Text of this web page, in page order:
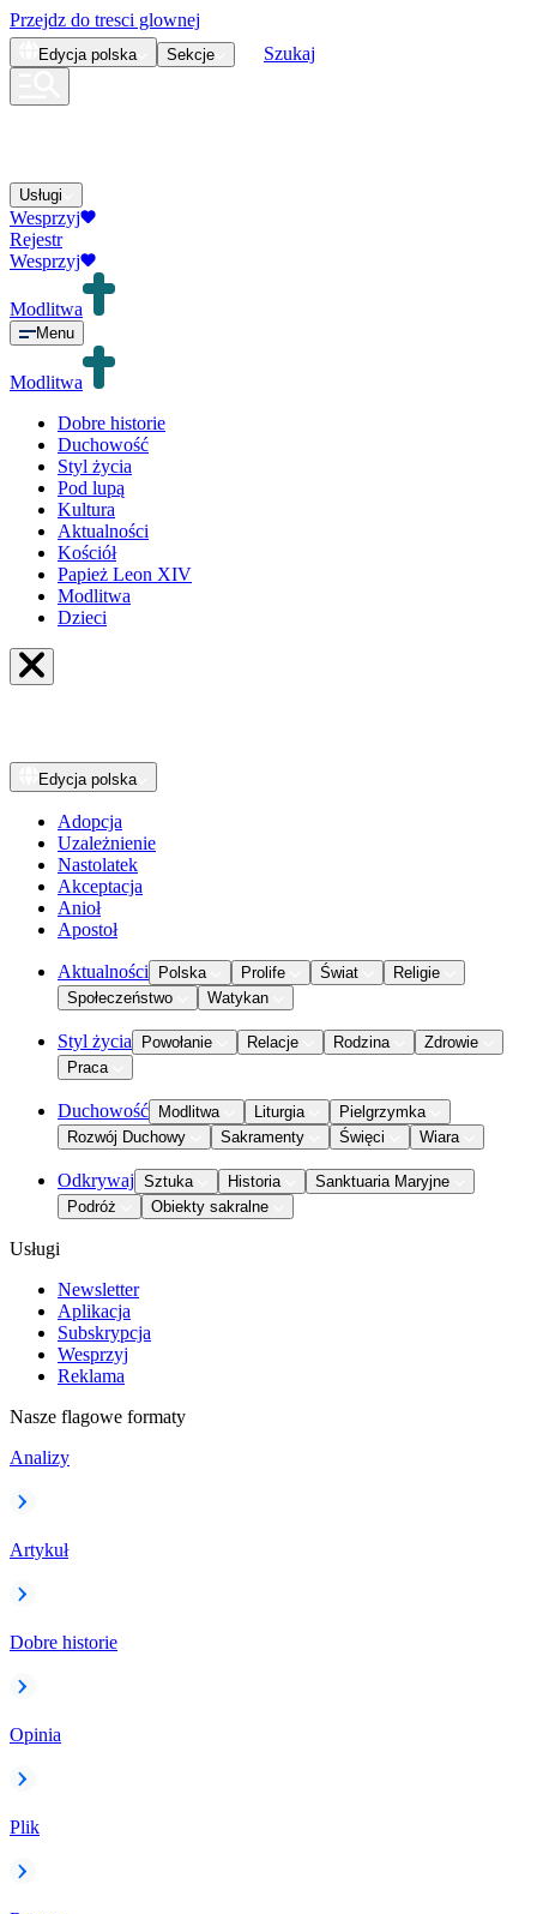
Przejdz do tresci glownej
Edycja polska Sekcje Szukaj
Usługi
Wesprzyj
Rejestr
Wesprzyj
Modlitwa
Menu
Modlitwa
Dobre historie
Duchowość
Styl życia
Pod lupą
Kultura
Aktualności
Kościół
Papież Leon XIV
Modlitwa
Dzieci
Edycja polska
Adopcja
Uzależnienie
Nastolatek
Akceptacja
Anioł
Apostoł
Aktualności Polska Prolife Świat
Religie
Społeczeństwo
Watykan
Styl życia Powołanie Relacje Rodzina
Zdrowie
Praca
Duchowość Modlitwa Liturgia
Pielgrzymka
Rozwój Duchowy
Sakramenty Święci Wiara
Odkrywaj Sztuka Historia
Sanktuaria Maryjne
Podróż
Obiekty sakralne
Usługi
Newsletter
Aplikacja
Subskrypcja
Wesprzyj
Reklama
Nasze flagowe formaty
Analizy
Artykuł
Dobre historie
Opinia
Plik